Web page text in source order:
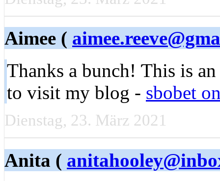
Aimee (
Thankѕ a bunch! Ƭhіs is
to visit my blog - sbobet
Dienstag, 23. März 2021
Anita (